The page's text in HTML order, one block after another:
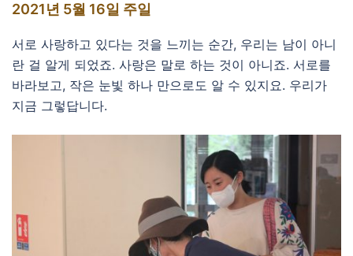
2021년 5월 16일 주일
서로 사랑하고 있다는 것을 느끼는 순간, 우리는 남이 아니
란 걸 알게 되었죠. 사랑은 말로 하는 것이 아니죠. 서로를
바라보고, 작은 눈빛 하나 만으로도 알 수 있지요. 우리가
지금 그렇답니다.